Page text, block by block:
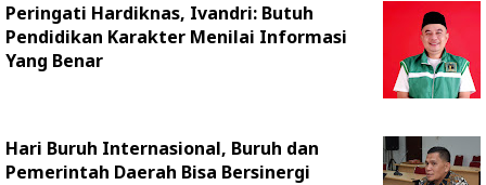
Peringati Hardiknas, Ivandri: Butuh
Pendidikan Karakter Menilai Informasi
Yang Benar
Hari Buruh Internasional, Buruh dan
Pemerintah Daerah Bisa Bersinergi